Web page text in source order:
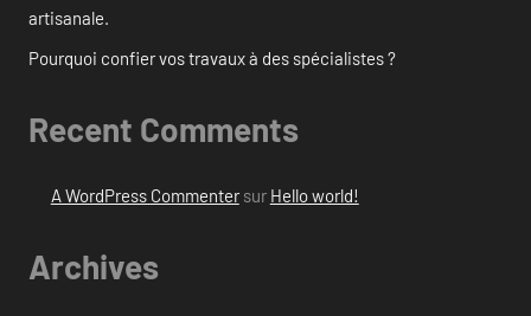
artisanale.
Pourquoi confier vos travaux à des spécialistes ?
Recent Comments
A WordPress Commentersur Hello world!
Archives